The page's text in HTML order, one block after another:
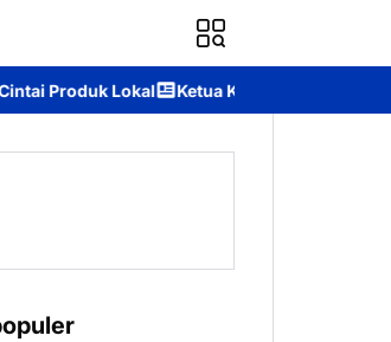
Komisi II DPRD Murung Raya: Apresiasi